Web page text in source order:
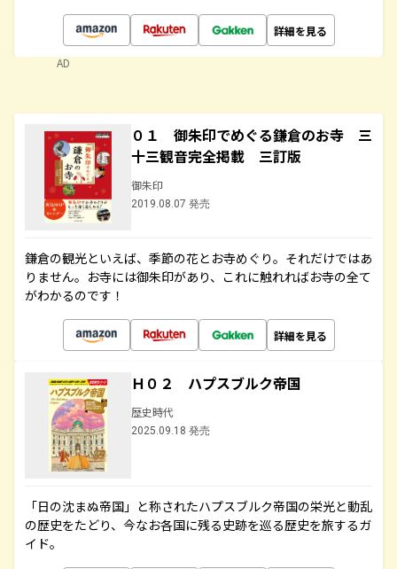
詳細を見る
AD
０１ 御朱印でめぐる鎌倉のお寺 三
十三観音完全掲載 三訂版
御朱印
2019.08.07 発売
鎌倉の観光といえば、季節の花とお寺めぐり。それだけではあ
りません。お寺には御朱印があり、これに触れればお寺の全て
がわかるのです！
詳細を見る
Ｈ０２ ハプスブルク帝国
歴史時代
2025.09.18 発売
「日の沈まぬ帝国」と称されたハプスブルク帝国の栄光と動乱
の歴史をたどり、今なお各国に残る史跡を巡る歴史を旅するガ
イド。